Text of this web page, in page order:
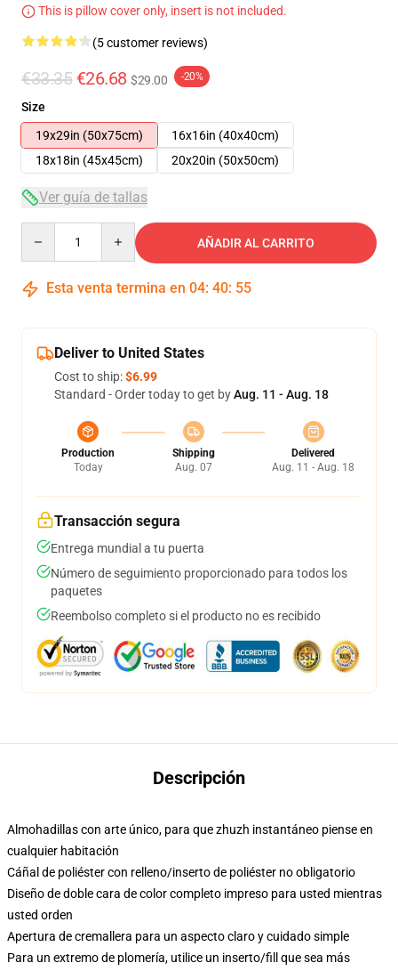
This is pillow cover only, insert is not included.
(5 customer reviews)
€33.35 €26.68 $29.00 -20%
Size
19x29in (50x75cm)
16x16in (40x40cm)
18x18in (45x45cm)
20x20in (50x50cm)
Ver guía de tallas
AÑADIR AL CARRITO
Esta venta termina en 04: 40: 54
Deliver to United States
Cost to ship:$6.99
Standard - Order today to get byAug. 11 - Aug. 18
Production
Today
Shipping
Aug. 07
Delivered
Aug. 11 - Aug. 18
Transacción segura
Entrega mundial a tu puerta
Número de seguimiento proporcionado para todos los
paquetes
Reembolso completo si el producto no es recibido
Descripción
Almohadillas con arte único, para que zhuzh instantáneo piense en
cualquier habitación
Cáñal de poliéster con relleno/inserto de poliéster no obligatorio
Diseño de doble cara de color completo impreso para usted mientras
usted orden
Apertura de cremallera para un aspecto claro y cuidado simple
Para un extremo de plomería, utilice un inserto/fill que sea más